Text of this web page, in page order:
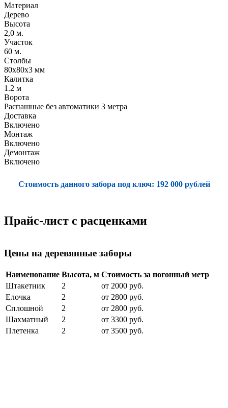
Материал
Дерево
Высота
2,0 м.
Участок
60 м.
Столбы
80х80х3 мм
Калитка
1.2 м
Ворота
Распашные без автоматики 3 метра
Доставка
Включено
Монтаж
Включено
Демонтаж
Включено
Стоимость данного забора под ключ: 192 000 рублей
Прайс-лист с расценками
Цены на деревянные заборы
Наименование Высота, м Стоимость за погонный метр
Штакетник
2
от 2000 руб.
Елочка
2
от 2800 руб.
Сплошной
2
от 2800 руб.
Шахматный
2
от 3300 руб.
Плетенка
2 от 3500 руб.